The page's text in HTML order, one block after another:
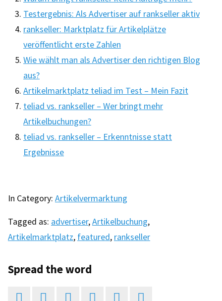
Testergebnis: Als Advertiser auf rankseller aktiv
rankseller: Marktplatz für Artikelplätze
veröffentlicht erste Zahlen
Wie wählt man als Advertiser den richtigen Blog
aus?
Artikelmarktplatz teliad im Test – Mein Fazit
teliad vs. rankseller – Wer bringt mehr
Artikelbuchungen?
teliad vs. rankseller – Erkenntnisse statt
Ergebnisse
In Category: Artikelvermarktung
Tagged as: advertiser,Artikelbuchung,
Artikelmarktplatz, featured, rankseller
Spread the word
     